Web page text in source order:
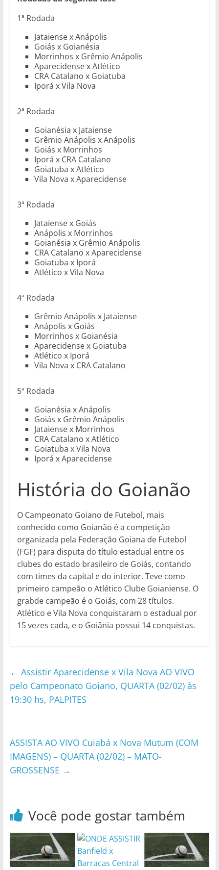
1ª Rodada
Jataiense x Anápolis
Goiás x Goianésia
Morrinhos x Grêmio Anápolis
Aparecidense x Atlético
CRA Catalano x Goiatuba
Iporá x Vila Nova
2ª Rodada
Goianésia x Jataiense
Grêmio Anápolis x Anápolis
Goiás x Morrinhos
Iporá x CRA Catalano
Goiatuba x Atlético
Vila Nova x Aparecidense
3ª Rodada
Jataiense x Goiás
Anápolis x Morrinhos
Goianésia x Grêmio Anápolis
CRA Catalano x Aparecidense
Goiatuba x Iporá
Atlético x Vila Nova
4ª Rodada
Grêmio Anápolis x Jataiense
Anápolis x Goiás
Morrinhos x Goianésia
Aparecidense x Goiatuba
Atlético x Iporá
Vila Nova x CRA Catalano
5ª Rodada
Goianésia x Anápolis
Goiás x Grêmio Anápolis
Jataiense x Morrinhos
CRA Catalano x Atlético
Goiatuba x Vila Nova
Iporá x Aparecidense
História do Goianão
O Campeonato Goiano de Futebol, mais
conhecido como Goianão é a competição
organizada pela Federação Goiana de Futebol
(FGF) para disputa do título estadual entre os
clubes do estado brasileiro de Goiás, contando
com times da capital e do interior. Teve como
primeiro campeão o Atlético Clube Goianiense. O
grabde campeão é o Goiás, com 28 títulos.
Atlético e Vila Nova conquistaram o estadual por
15 vezes cada, e o Goiânia possui 14 conquistas.
← Assistir Aparecidense x Vila Nova AO VIVO
pelo Campeonato Goiano, QUARTA (02/02) às
19:30 hs, PALPITES
ASSISTA AO VIVO Cuiabá x Nova Mutum (COM
IMAGENS) – QUARTA (02/02) – MATO-
GROSSENSE →
Você pode gostar também